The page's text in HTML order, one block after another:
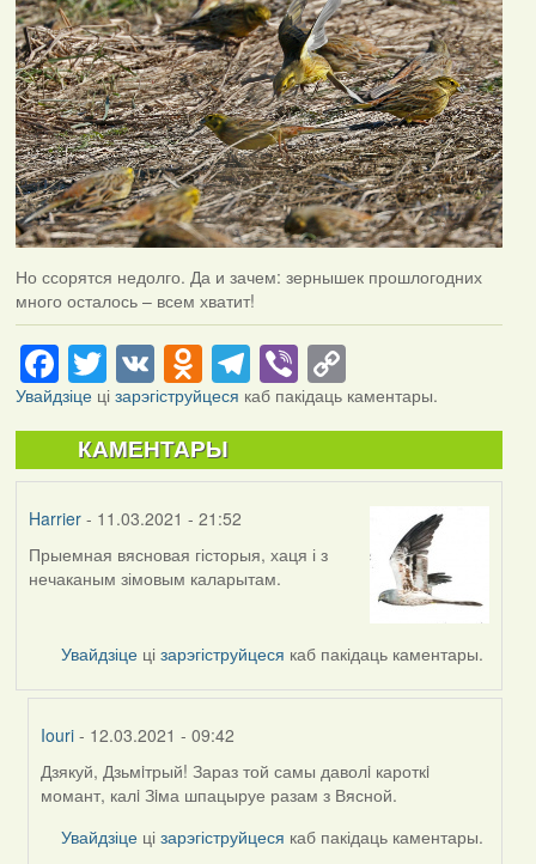
Но ссорятся недолго. Да и зачем: зернышек прошлогодних
много осталось – всем хватит!
Facebook
Twitter
VKOdnoklassniki
Telegram
ViberCopy
Link
Увайдзіцеці зарэгіструйцеся каб пакідаць каментары.
КАМЕНТАРЫ
Harrier- 11.03.2021 - 21:52
Прыемная вясновая гісторыя, хаця і з
нечаканым зімовым каларытам.
Увайдзіце цізарэгіструйцеся каб пакідаць каментары.
Iouri - 12.03.2021 - 09:42
In
reply
Дзякуй, Дзьмiтрый! Зараз той самы даволi кароткi
момант, калi Зiма шпацыруе разам з Вясной.
Увайдзіце цізарэгіструйцеся каб пакідаць каментары.